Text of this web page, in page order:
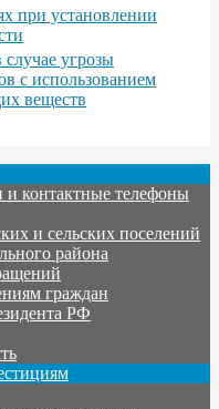
при установлении
угрозы
с использованием
веществ
контактные телефоны
и сельских поселений
района
граждан
РФ